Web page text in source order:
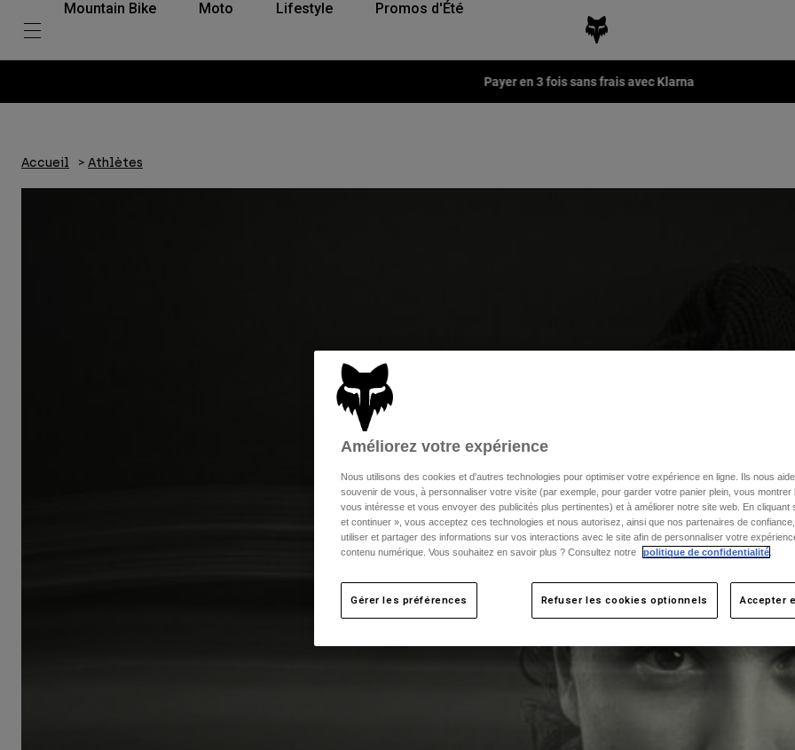
Mountain Bike Moto Lifestyle Promos d'Été
Fox LAB Capsule Collection -Voir la collection
Accueil Athlètes
Améliorez votre expérience
Nous utilisons des cookies et d'autres technologies pour optimiser votre expérience en ligne. Ils nous
souvenir de vous, à personnaliser votre visite (par exemple, pour garder votre panier plein, vous montrer
vous intéresse et vous envoyer des publicités plus pertinentes) et à améliorer notre site web. En cliquant
et continuer », vous acceptez ces technologies et nous autorisez, ainsi que nos partenaires de
utiliser et partager des informations sur vos interactions avec le site afin de personnaliser votre
contenu numérique. Vous souhaitez en savoir plus ? Consultez notre
politique de confidentialité.
Gérer les préférences Refuser les cookies optionnels Accepter